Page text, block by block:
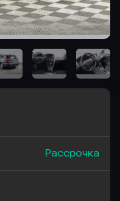
Рассрочка